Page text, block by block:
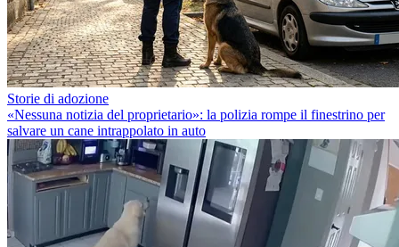
Storie di adozione
«Nessuna notizia del proprietario»: la polizia rompe il finestrino per
salvare un cane intrappolato in auto